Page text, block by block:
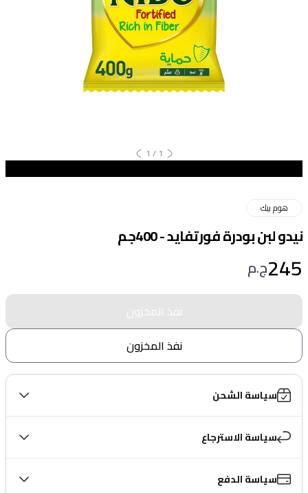
1
/
1
هوم بيك
نيدو لبن بودرة فورتفايد - 400جم
245ج.م
نفذ المخزون
نفذ المخزون
سياسة الشحن
سياسة الاسترجاع
سياسة الدفع